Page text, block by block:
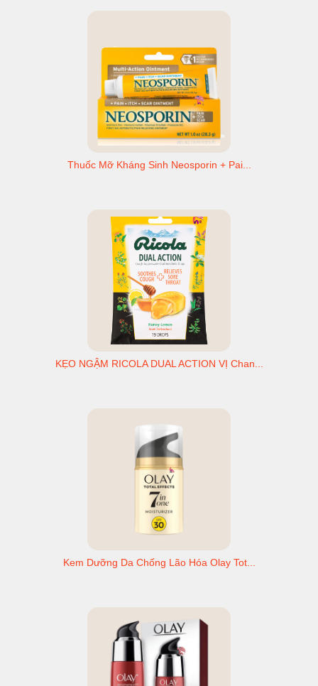
Thuốc Mỡ Kháng Sinh Neosporin + Pai...
KẸO NGẬM RICOLA DUAL ACTION VỊ Chan...
Kem Dưỡng Da Chống Lão Hóa Olay Tot...